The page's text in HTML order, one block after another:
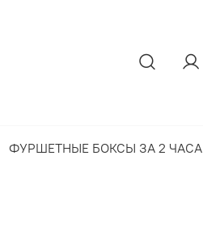
ФУРШЕТНЫЕ БОКСЫ ЗА 2 ЧАСА